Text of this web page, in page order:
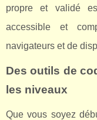
propre et validé
accessible et
navigateurs et de
Des outils de
les niveaux
Que vous soyez